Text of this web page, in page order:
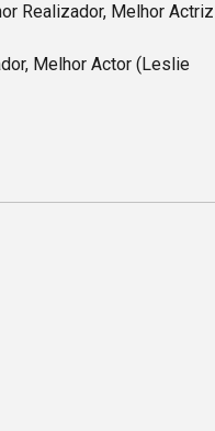
Realizador, Melhor Actriz
Melhor Actor (Leslie